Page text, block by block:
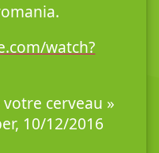
watch?
cerveau »
10/12/2016